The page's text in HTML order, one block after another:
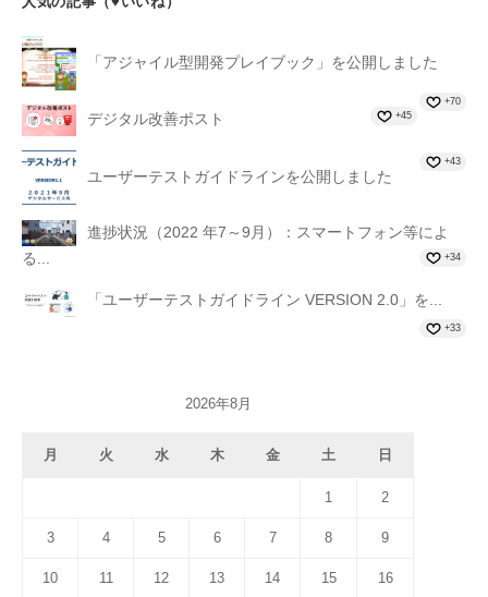
「アジャイル型開発プレイブック」を公開しました
+70
デジタル改善ポスト +45
ユーザーテストガイドラインを公開しました
+43
進捗状況（2022 年7～9月）：スマートフォン等によ
る...
+34
「ユーザーテストガイドライン VERSION 2.0」を...
+33
2026年8月
月 火 水 木 金 土 日
1 2
3 4 5 6 7 8 9
10 11 12 13 14 15 16